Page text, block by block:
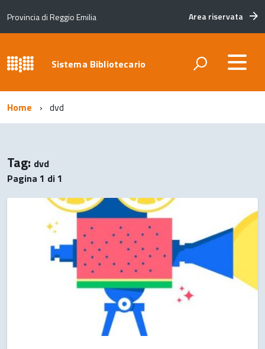
Provincia di Reggio Emilia Area riservata
Sistema Bibliotecario
Home dvd
Tag: dvd
Pagina 1 di 1